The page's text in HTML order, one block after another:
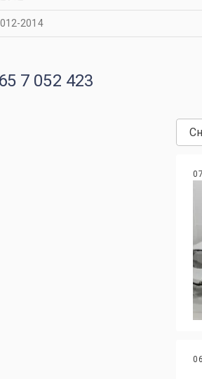
2014
7 052 423